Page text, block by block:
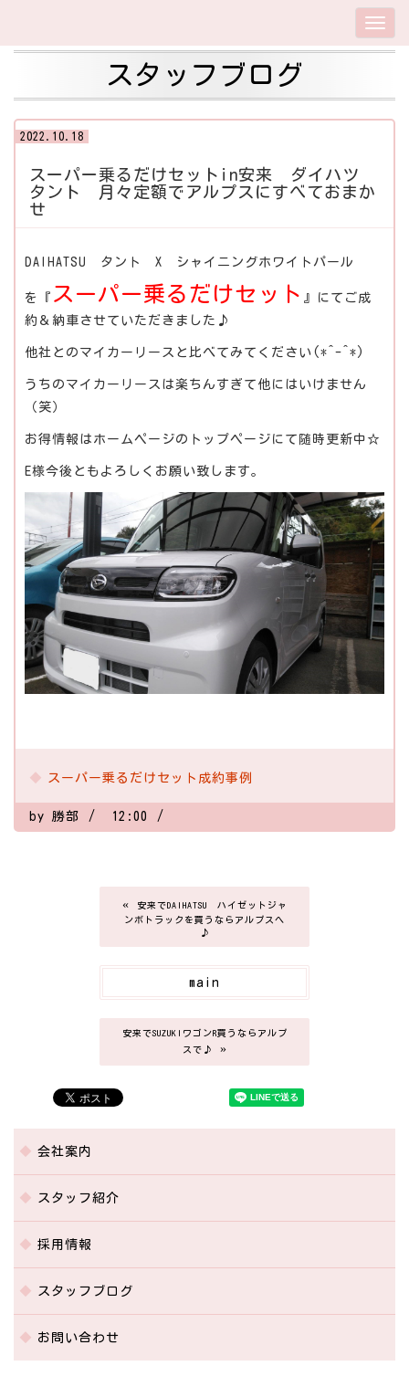
スタッフブログ
2022.10.18
スーパー乗るだけセットin安来 ダイハツ
タント 月々定額でアルプスにすべておまか
せ
DAIHATSU タント X シャイニングホワイトパール
を『 スーパー乗るだけセット 』にてご成
約＆納車させていただきました♪
他社とのマイカーリースと比べてみてください(*^-^*)
うちのマイカーリースは楽ちんすぎて他にはいけません
（笑）
お得情報はホームページのトップページにて随時更新中☆
E様今後ともよろしくお願い致します。
スーパー乗るだけセット成約事例
by 勝部 12:00
«
安来でDAIHATSU ハイゼットジャ
ンボトラックを買うならアルプスへ
♪
main
安来でSUZUKIワゴンR買うならアルプ
スで♪
»
会社案内
スタッフ紹介
採用情報
スタッフブログ
お問い合わせ